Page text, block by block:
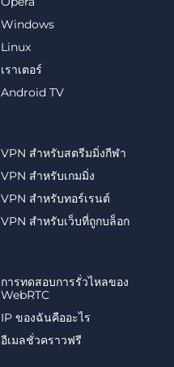
Windows
Linux
เราเตอร์
Android TV
VPN สำหรับสตรีมมิ่งกีฬา
VPN สำหรับเกมมิ่ง
VPN สำหรับทอร์เรนต์
VPN สำหรับเว็บที่ถูกบล็อก
การทดสอบการรั่วไหลของ
WebRTC
IP ของฉันคืออะไร
อีเมลชั่วคราวฟรี